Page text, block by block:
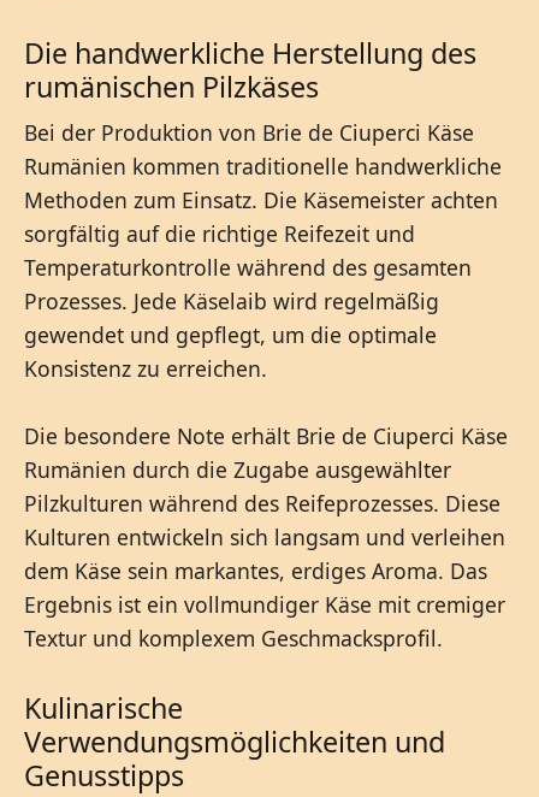
Die handwerkliche Herstellung des
rumänischen Pilzkäses
Bei der Produktion von Brie de Ciuperci Käse
Rumänien kommen traditionelle handwerkliche
Methoden zum Einsatz. Die Käsemeister achten
sorgfältig auf die richtige Reifezeit und
Temperaturkontrolle während des gesamten
Prozesses. Jede Käselaib wird regelmäßig
gewendet und gepflegt, um die optimale
Konsistenz zu erreichen.
Die besondere Note erhält Brie de Ciuperci Käse
Rumänien durch die Zugabe ausgewählter
Pilzkulturen während des Reifeprozesses. Diese
Kulturen entwickeln sich langsam und verleihen
dem Käse sein markantes, erdiges Aroma. Das
Ergebnis ist ein vollmundiger Käse mit cremiger
Textur und komplexem Geschmacksprofil.
Kulinarische
Verwendungsmöglichkeiten und
Genusstipps